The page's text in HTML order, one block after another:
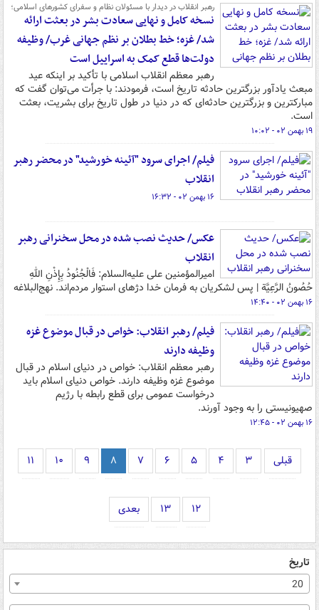
رهبر انقلاب در دیدار با مسئولان نظام و سفرای کشورهای اسلامی؛
نسخه کامل‌ و نهایی سعادت بشر در بعثت ارائه
شد/ غزه؛ خط بطلان بر نظم جهانی غرب/ وظیفه
دولت‌ها قطع کمک‌ به اسراییل است
رهبر معظم انقلاب اسلامی با تأکید بر اینکه عید
مبعث یادآور بزرگترین حادثه‌ تاریخ است، فرمودند: با جرأت می‌توان گفت که
مبارکترین و بزرگترین حادثه‌ای که در دنیا در طول تاریخ برای بشریت، بعثت
است.
۱۹ بهمن ۰۲ - ۱۰:۰۲
فیلم/ اجرای سرود "آئینه خورشید" در محضر رهبر
انقلاب
۱۶ بهمن ۰۲ - ۱۶:۳۲
عکس/ حدیث نصب شده در محل سخنرانی رهبر
انقلاب
امیرالمؤمنین علی علیه‌السلام: فَالْجُنُودُ بِإِذْنِ اللهِ
حُصُونُ الرَّعِیَّة | پس لشکریان به فرمان خدا دژهای استوار مردم‌اند. نهج‌البلاغه
۱۶ بهمن ۰۲ - ۱۴:۴۰
فیلم/ رهبر انقلاب: خواص در قبال موضوع غزه
وظیفه دارند
رهبر معظم انقلاب: خواص در دنیای اسلام در قبال
موضوع غزه وظیفه دارند. خواص دنیای اسلام باید
درخواست عمومی برای قطع رابطه با رژیم
صهیونیستی را به وجود آورند.
۱۶ بهمن ۰۲ - ۱۲:۴۵
قبلی ۳ ۴ ۵ ۶ ۷ ۸ ۹ ۱۰ ۱۱
۱۲ ۱۳ بعدی
تاریخ
20